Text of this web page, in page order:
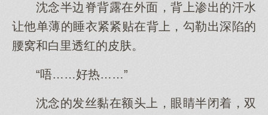
沈念半边脊背露在外面，背上渗出的汗水
让他单薄的睡衣紧紧贴在背上，勾勒出深陷的
腰窝和白里透红的皮肤。
“唔……好热……”
沈念的发丝黏在额头上，眼睛半闭着，双